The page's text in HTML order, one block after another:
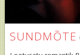
SUNDMÕTE